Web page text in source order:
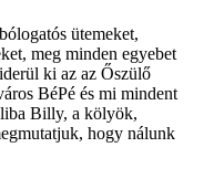
ütemeket,
meg minden egyebet
ki az az Őszülő
BéPé és mi mindent
Billy, a kölyök,
hogy nálunk